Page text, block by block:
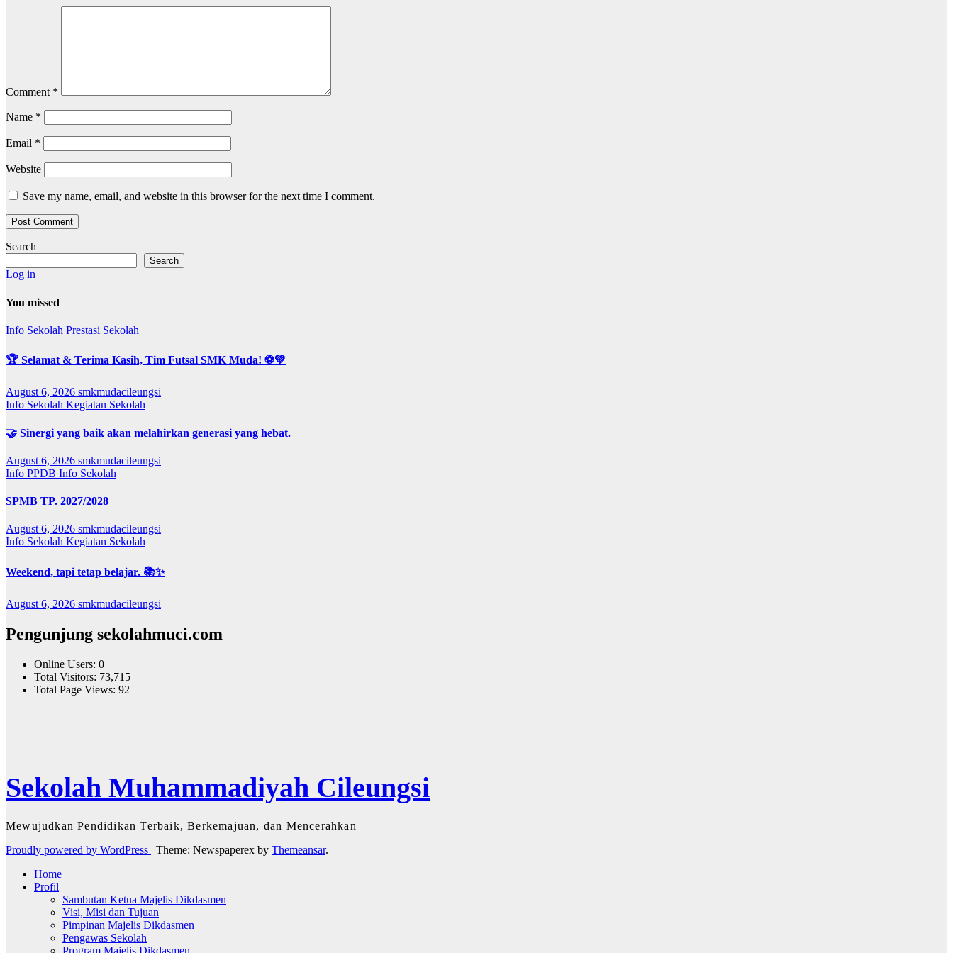
Comment *
Name *
Email *
Website
Save my name, email, and website in this browser for the next time I comment.
Search
Search
Log in
You missed
Info Sekolah Prestasi Sekolah
🏆 Selamat & Terima Kasih, Tim Futsal SMK Muda! ⚽💚
August 6, 2026 smkmudacileungsi
Info Sekolah Kegiatan Sekolah
🤝 Sinergi yang baik akan melahirkan generasi yang hebat.
August 6, 2026 smkmudacileungsi
Info PPDB Info Sekolah
SPMB TP. 2027/2028
August 6, 2026 smkmudacileungsi
Info Sekolah Kegiatan Sekolah
Weekend, tapi tetap belajar. 📚✨
August 6, 2026 smkmudacileungsi
Pengunjung sekolahmuci.com
Online Users: 0
Total Visitors: 73,715
Total Page Views: 92
Sekolah Muhammadiyah Cileungsi
Mewujudkan Pendidikan Terbaik, Berkemajuan, dan Mencerahkan
Proudly powered by WordPress | Theme: Newspaperex by Themeansar.
Home
Profil
Sambutan Ketua Majelis Dikdasmen
Visi, Misi dan Tujuan
Pimpinan Majelis Dikdasmen
Pengawas Sekolah
Program Majelis Dikdasmen